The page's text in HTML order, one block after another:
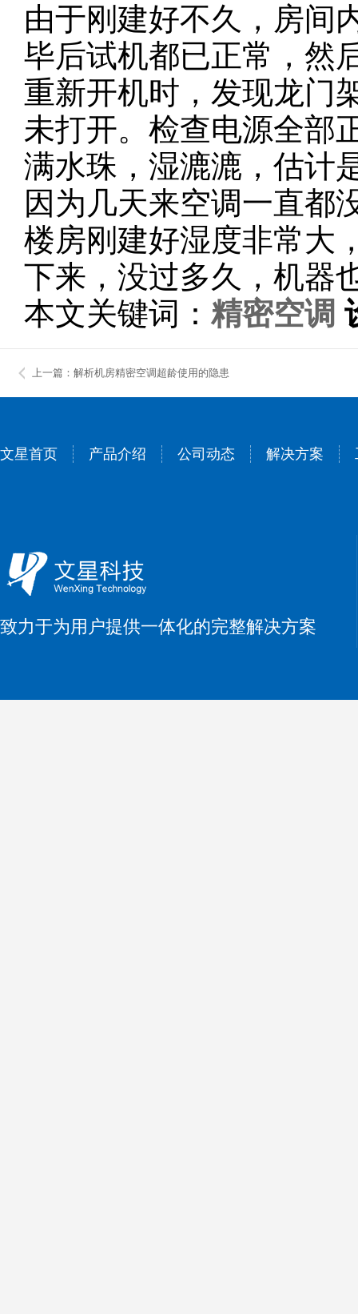
由于刚建好不久，房间
毕后试机都已正常，然
重新开机时，发现龙门
未打开。检查电源全部
满水珠，湿漉漉，估计
因为几天来空调一直都
楼房刚建好湿度非常大
下来，没过多久，机器
本文关键词： 精密空调
上一篇：解析机房精密空调超龄使用的隐患
文星首页 产品介绍 公司动态 解决方案
致力于为用户提供一体化的完整解决方案